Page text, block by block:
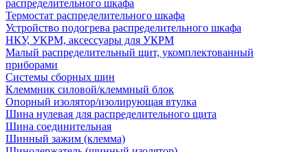
распределительного шкафа
Термостат распределительного шкафа
Устройство подогрева распределительного шкафа
НКУ, УКРМ, аксессуары для УКРМ
Малый распределительный щит, укомплектованный
приборами
Системы сборных шин
Клеммник силовой/клеммный блок
Опорный изолятор/изолирующая втулка
Шина нулевая для распределительного щита
Шина соединительная
Шинный зажим (клемма)